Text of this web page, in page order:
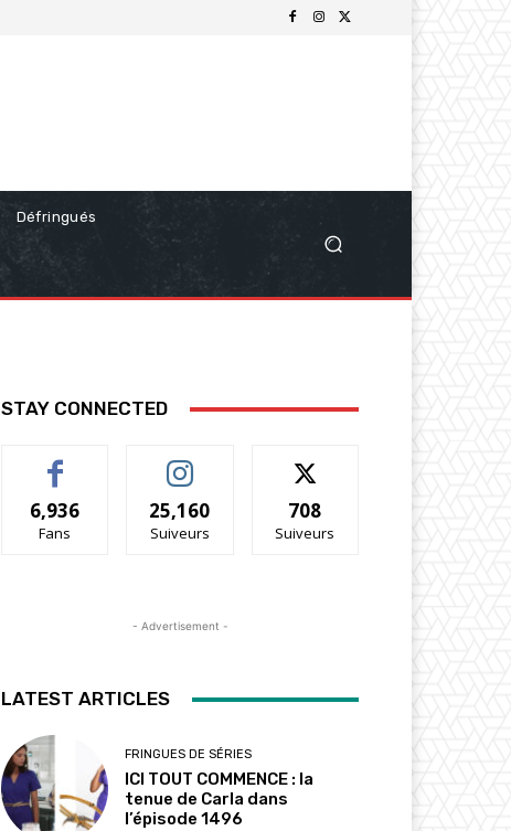
Défringués
STAY CONNECTED
6,936
Fans
25,160
Suiveurs
708
Suiveurs
- Advertisement -
LATEST ARTICLES
FRINGUES DE SÉRIES
ICI TOUT COMMENCE : la
tenue de Carla dans
l’épisode 1496